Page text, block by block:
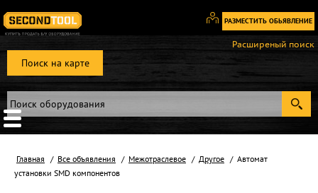
РАЗМЕСТИТЬ ОБЬЯВЛЕНИЕ
Вход
Регистрация
Поиск на карте
Расширеный поиск
Главная Все объявления Межотраслевое Другое
Автомат
установки SMD компонентов